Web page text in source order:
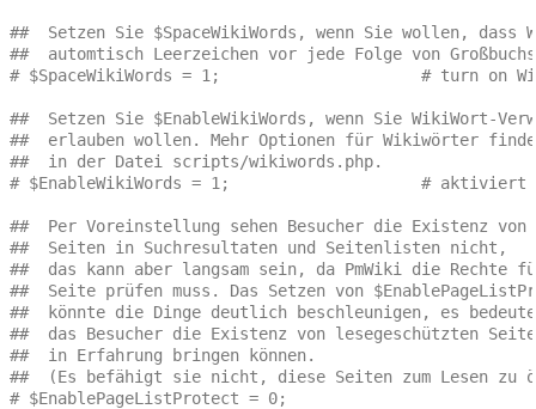
##  Setzen Sie $SpaceWikiWords, wenn Sie wollen, dass
##  automtisch Leerzeichen vor jede Folge von
# $SpaceWikiWords = 1;                     # turn on
##  Setzen Sie $EnableWikiWords, wenn Sie WikiWort-
##  erlauben wollen. Mehr Optionen für Wikiwörter
##  in der Datei scripts/wikiwords.php.
# $EnableWikiWords = 1;                    # aktiviert
##  Per Voreinstellung sehen Besucher die Existenz von
##  Seiten in Suchresultaten und Seitenlisten nicht,
##  das kann aber langsam sein, da PmWiki die Rechte
##  Seite prüfen muss. Das Setzen von
##  könnte die Dinge deutlich beschleunigen, es
##  das Besucher die Existenz von lesegeschützten
##  in Erfahrung bringen können.
##  (Es befähigt sie nicht, diese Seiten zum Lesen zu
# $EnablePageListProtect = 0;